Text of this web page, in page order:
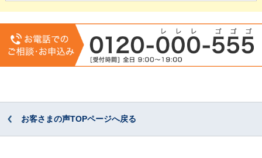
お客さまの声TOPページへ戻る